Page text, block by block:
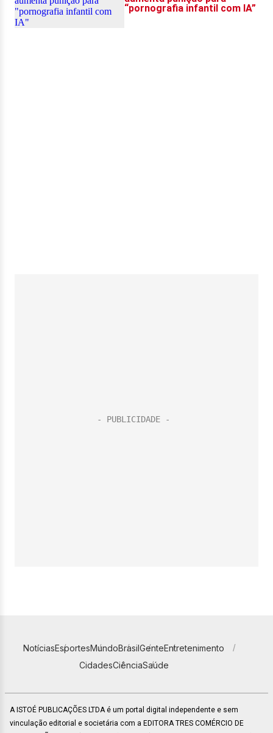
NotíciasEsportesMundoBrasilGenteEntretenimento
CidadesCiênciaSaúde
A ISTOÉ PUBLICAÇÕES LTDA é um portal digital independente e sem
vinculação editorial e societária com a EDITORA TRES COMÉRCIO DE